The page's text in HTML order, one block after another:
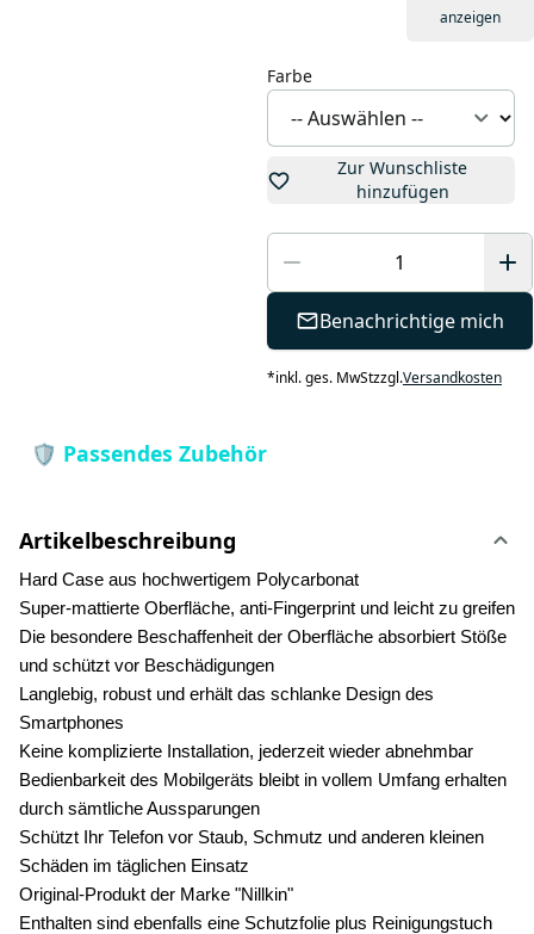
anzeigen
Farbe
Zur Wunschliste
hinzufügen
Benachrichtige mich
*inkl. ges. MwStzzgl.Versandkosten
Artikelbeschreibung
Hard Case aus hochwertigem Polycarbonat
Super-mattierte Oberfläche, anti-Fingerprint und leicht zu greifen
Die besondere Beschaffenheit der Oberfläche absorbiert Stöße
und schützt vor Beschädigungen
Langlebig, robust und erhält das schlanke Design des
Smartphones
Keine komplizierte Installation, jederzeit wieder abnehmbar
Bedienbarkeit des Mobilgeräts bleibt in vollem Umfang erhalten
durch sämtliche Aussparungen
Schützt Ihr Telefon vor Staub, Schmutz und anderen kleinen
Schäden im täglichen Einsatz
Original-Produkt der Marke "Nillkin"
Enthalten sind ebenfalls eine Schutzfolie plus Reinigungstuch